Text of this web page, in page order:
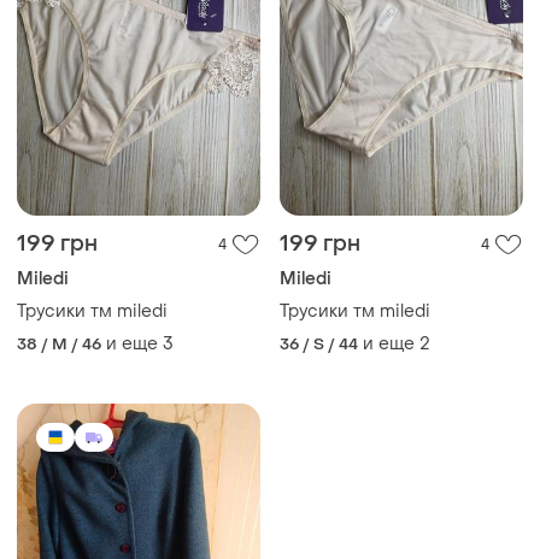
199 грн 4
Miledi
Трусики тм miledi
38 / M / 46 и еще 3
199 грн 4
Miledi
Трусики тм miledi
36 / S / 44 и еще 2